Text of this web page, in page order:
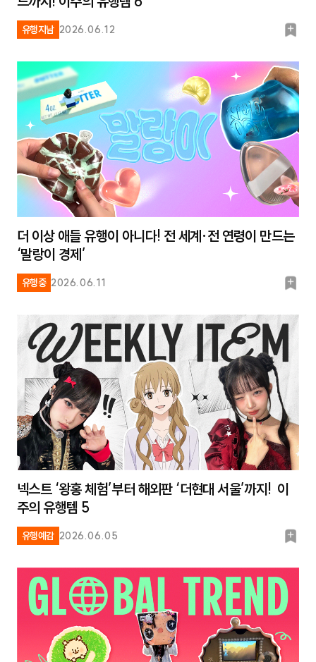
유행지남 2026.06.12
북
크
더 이상 애들 유행이 아니다! 전 세계·전 연령이 만드는
‘말랑이 경제’
유행중 2026.06.11
북
크
넥스트 ‘왕홍 체험’부터 해외판 ‘더현대 서울’까지! 이
주의 유행템 5
유행예감 2026.06.05
북
크